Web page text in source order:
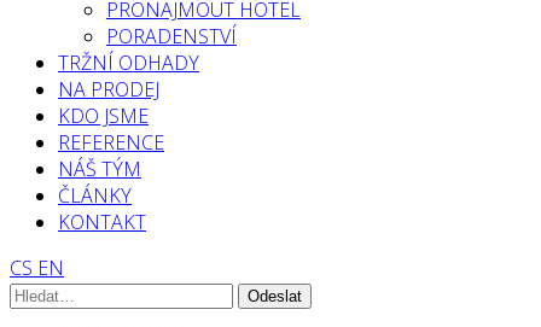
PRONAJMOUT HOTEL
PORADENSTVÍ
TRŽNÍ ODHADY
NA PRODEJ
KDO JSME
REFERENCE
NÁŠ TÝM
ČLÁNKY
KONTAKT
CS EN